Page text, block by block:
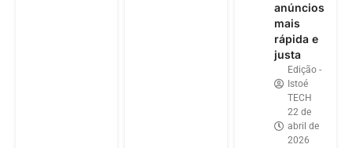
anúncios
mais
rápida e
justa
Edição -
Istoé
TECH
22 de
abril de
2026